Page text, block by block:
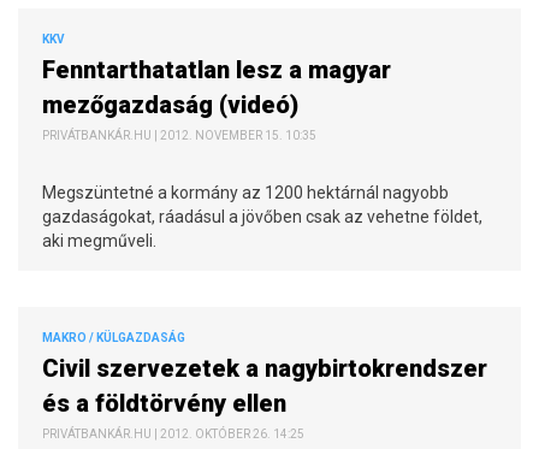
KKV
Fenntarthatatlan lesz a magyar
mezőgazdaság (videó)
PRIVÁTBANKÁR.HU | 2012. NOVEMBER 15. 10:35
Megszüntetné a kormány az 1200 hektárnál nagyobb
gazdaságokat, ráadásul a jövőben csak az vehetne földet,
aki megműveli.
MAKRO / KÜLGAZDASÁG
Civil szervezetek a nagybirtokrendszer
és a földtörvény ellen
PRIVÁTBANKÁR.HU | 2012. OKTÓBER 26. 14:25